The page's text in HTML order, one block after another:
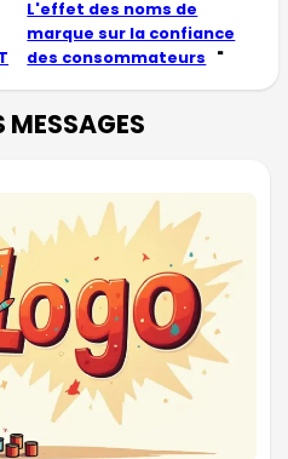
L'effet des noms de
marque sur la confiance
des consommateurs "
MESSAGES